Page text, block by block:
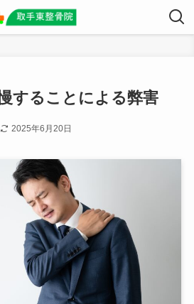
することによる弊害
2025年6月20日